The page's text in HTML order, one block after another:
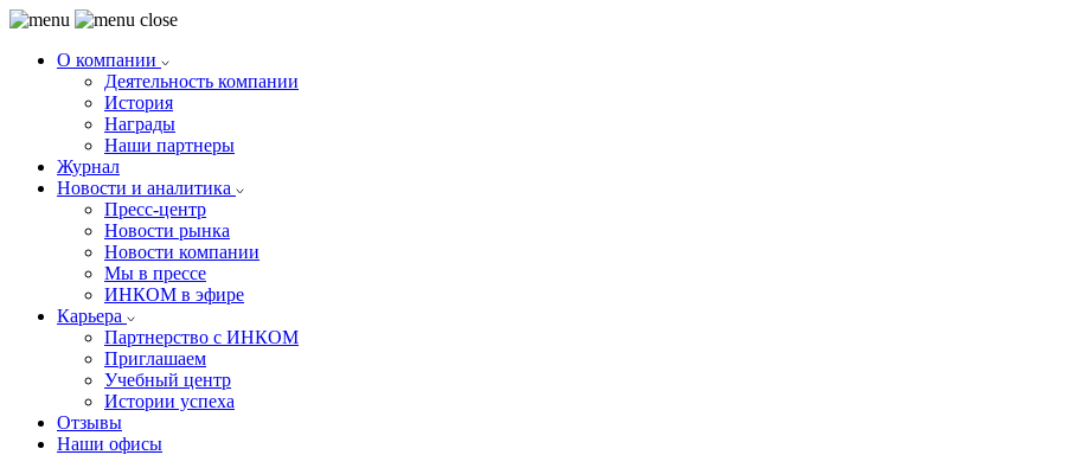
О компании
Деятельность компании
История
Награды
Наши партнеры
Журнал
Новости и аналитика
Пресс-центр
Новости рынка
Новости компании
Мы в прессе
ИНКОМ в эфире
Карьера
Партнерство с ИНКОМ
Приглашаем
Учебный центр
Истории успеха
Отзывы
Наши офисы